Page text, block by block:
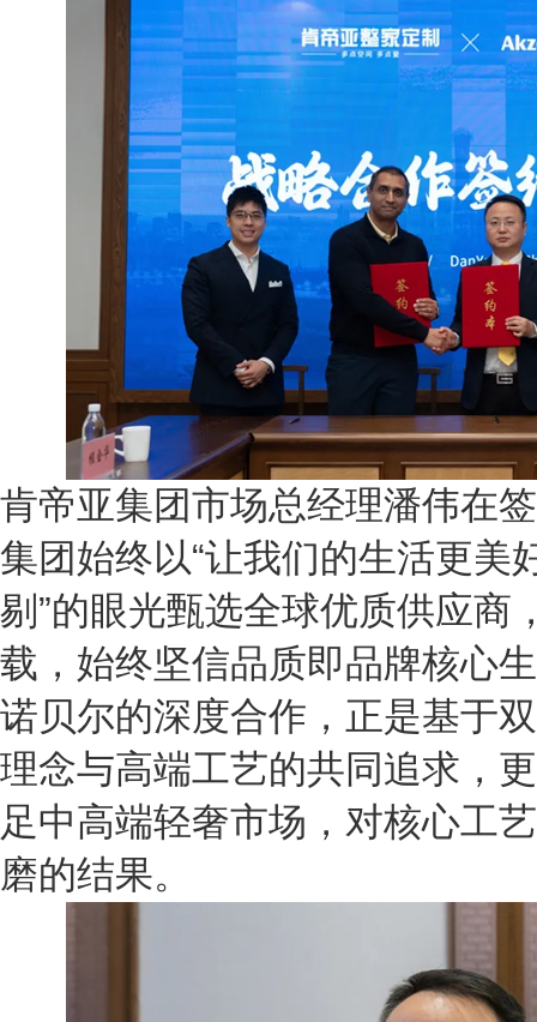
肯帝亚集团市场总经理潘伟在
集团始终以“让我们的生活更美
剔”的眼光甄选全球优质供应商
载，始终坚信品质即品牌核心
诺贝尔的深度合作，正是基于
理念与高端工艺的共同追求，
足中高端轻奢市场，对核心工
磨的结果。